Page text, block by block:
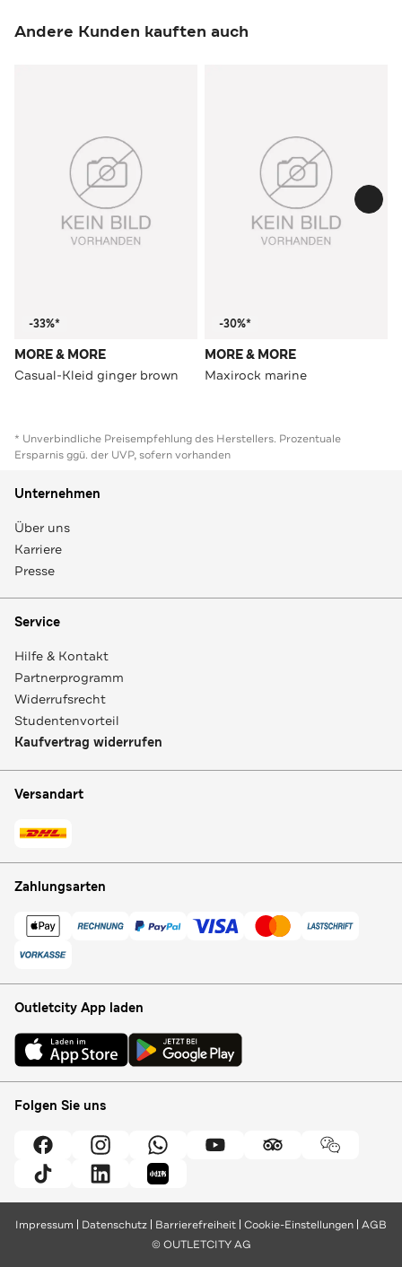
Andere Kunden kauften auch
-33%*
MORE & MORE
Casual-Kleid ginger brown
-30%*
MORE & MORE
Maxirock marine
* Unverbindliche Preisempfehlung des Herstellers. Prozentuale
Ersparnis ggü. der UVP, sofern vorhanden
Unternehmen
Über uns
Karriere
Presse
Service
Hilfe & Kontakt
Partnerprogramm
Widerrufsrecht
Studentenvorteil
Kaufvertrag widerrufen
Versandart
Zahlungsarten
Outletcity App laden
Folgen Sie uns
Impressum Datenschutz Barrierefreiheit Cookie-Einstellungen AGB
© OUTLETCITY AG